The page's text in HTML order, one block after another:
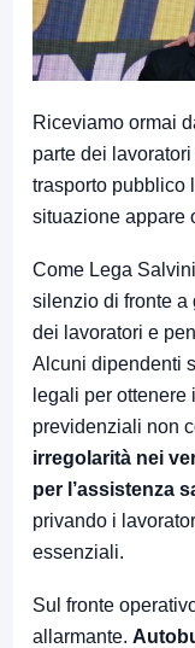
Riceviamo ormai
parte dei
trasporto pubblico
situazione appare
Come Lega
silenzio di fronte a
dei lavoratori e
Alcuni dipendenti
legali per
previdenziali non
irregolarità nei
per l’assistenza
privando i
essenziali.
Sul fronte
allarmante.